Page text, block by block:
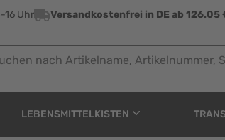
16 Uhr Versandkostenfrei in DE ab 126.05
nach Artikelname, Artikelnummer, Stichwort...
LEBENSMITTELKISTEN